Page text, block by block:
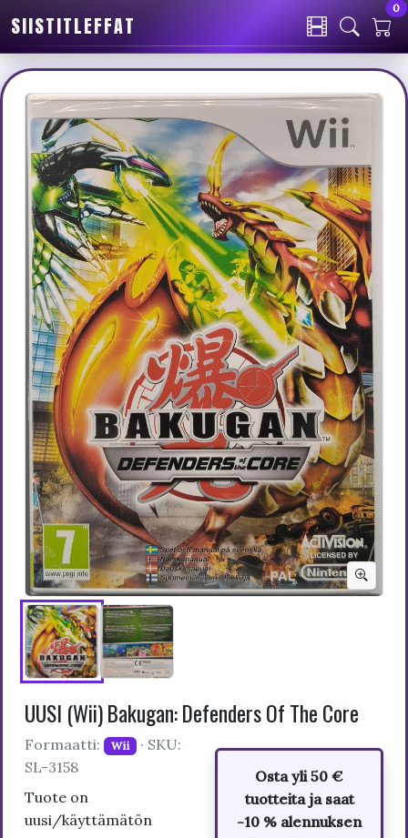
SIISTITLEFFAT
0
UUSI (Wii) Bakugan: Defenders Of The Core
Formaatti: Wii · SKU:
SL-3158
Tuote on
uusi/käyttämätön
Osta yli 50 €
tuotteita ja saat
-10 % alennuksen